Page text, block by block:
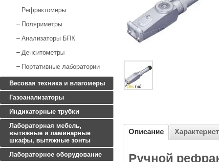
Описание
Ручной
Рефрактомеры
Поляриметры
Анализаторы БПК
Денситометры
Портативные лаборатории
Весовая техника и влагомеры
Газоанализаторы
Индикаторные трубки
Лабораторная мебель,
вытяжные и ламинарные
шкафы, вытяжные зонты
Лабораторное оборудование